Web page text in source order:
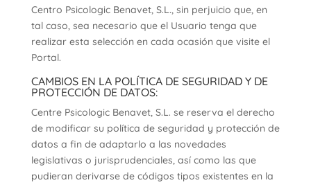
Centro Psicologic Benavet, S.L., sin perjuicio que, en
tal caso, sea necesario que el Usuario tenga que
realizar esta selección en cada ocasión que visite el
Portal.
CAMBIOS EN LA POLÍTICA DE SEGURIDAD Y DE
PROTECCIÓN DE DATOS:
Centre Psicologic Benavet, S.L. se reserva el derecho
de modificar su política de seguridad y protección de
datos a fin de adaptarlo a las novedades
legislativas o jurisprudenciales, así como las que
pudieran derivarse de códigos tipos existentes en la